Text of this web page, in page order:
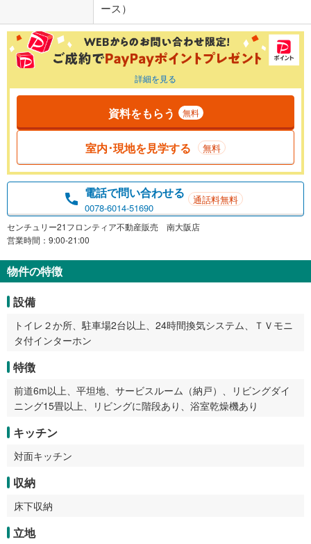
ース）
詳細を見る
資料をもらう 無料
室内･現地を見学する 無料
電話で問い合わせる
0078-6014-51690
通話料無料
センチュリー21フロンティア不動産販売 南大阪店
営業時間：9:00-21:00
物件の特徴
設備
トイレ２か所、駐車場2台以上、24時間換気システム、ＴＶモニ
タ付インターホン
特徴
前道6m以上、平坦地、サービスルーム（納戸）、リビングダイ
ニング15畳以上、リビングに階段あり、浴室乾燥機あり
キッチン
対面キッチン
収納
床下収納
立地